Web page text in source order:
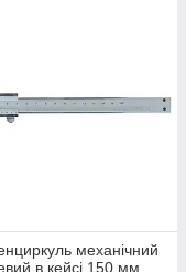
механічний
в кейсі 150 мм